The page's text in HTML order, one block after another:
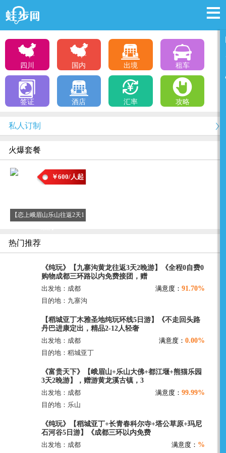
四川 国内 出境 租车
签证 酒店 汇率 攻略
私人订制
火爆套餐
【恋上峨眉山乐山往返2天1
￥600/人起
热门推荐
《纯玩》【九寨沟黄龙往返3天2晚游】《全程0自费0
购物成都三环路以内免费接团，赠
出发地：成都 满意度：91.70%
目的地：九寨沟
【稻城亚丁木雅圣地纯玩环线5日游】《不走回头路
丹巴进康定出，精品2-12人轻奢
出发地：成都 满意度：0.00%
目的地：稻城亚丁
《富贵天下》【峨眉山+乐山大佛+都江堰+熊猫乐园
3天2晚游】，赠游黄龙溪古镇，3
出发地：成都 满意度：99.99%
目的地：乐山
《纯玩》【稻城亚丁+长青春科尔寺+塔公草原+玛尼
石河谷5日游】《成都三环以内免费
出发地：成都 满意度： %